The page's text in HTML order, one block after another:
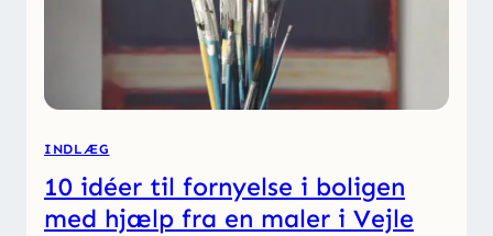
INDLÆG
10 idéer til fornyelse i boligen
med hjælp fra en maler i Vejle